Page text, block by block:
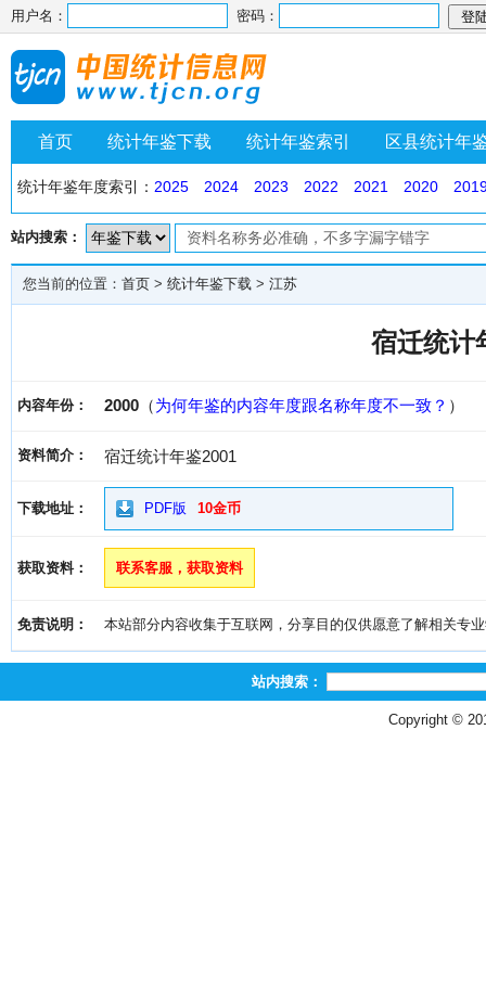
用户名： 密码：
首页 统计年鉴下载 统计年鉴索引 区县统计年
统计年鉴年度索引： 2025 2024 2023 2022 2021 2020
站内搜索：
您当前的位置： 首页 > 统计年鉴下载 > 江苏
宿迁统计
内容年份： 2000 （为何年鉴的内容年度跟名称年度不一致？ ）
资料简介： 宿迁统计年鉴2001
下载地址： PDF版 10金币
获取资料： 联系客服，获取资料
免责说明： 本站部分内容收集于互联网，分享目的仅供愿意了解相关专
站内搜索：
Copyright ©